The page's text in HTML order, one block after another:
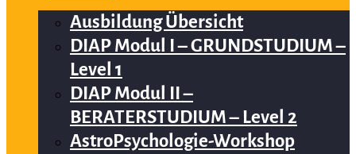
Ausbildung Übersicht
DIAP Modul I – GRUNDSTUDIUM –
Level 1
DIAP Modul II –
BERATERSTUDIUM – Level 2
AstroPsychologie-Workshop